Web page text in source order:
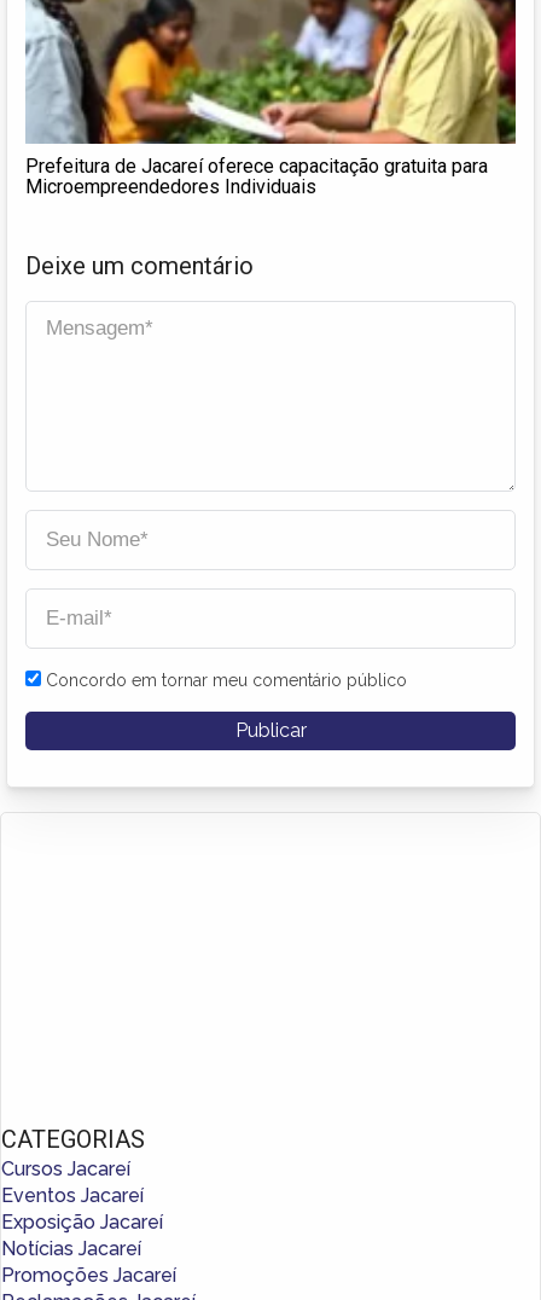
Prefeitura de Jacareí oferece capacitação gratuita para
Microempreendedores Individuais
Deixe um comentário
Concordo em tornar meu comentário público
CATEGORIAS
Cursos Jacareí
Eventos Jacareí
Exposição Jacareí
Notícias Jacareí
Promoções Jacareí